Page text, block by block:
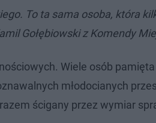
To ta sama osoba, która
Gołębiowski z Komendy
Wiele osób
młodocianych
ścigany przez wymiar